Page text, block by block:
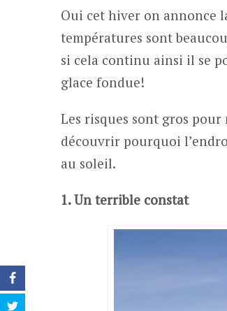
Oui cet hiver on annonce
températures sont
si cela continu ainsi il se
glace fondue!
Les risques sont gros
découvrir pourquoi
au soleil.
1. Un terrible constat